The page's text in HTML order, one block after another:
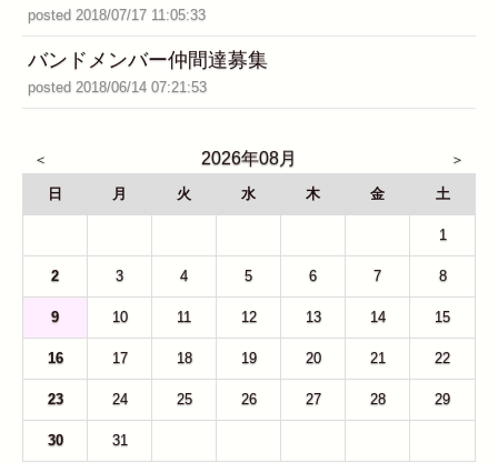
posted 2018/07/17 11:05:33
バンドメンバー仲間達募集
posted 2018/06/14 07:21:53
2026年08月
日 月 火 水 木 金 土
1
2 3 4 5 6 7 8
9 10 11 12 13 14 15
16 17 18 19 20 21 22
23 24 25 26 27 28 29
30 31